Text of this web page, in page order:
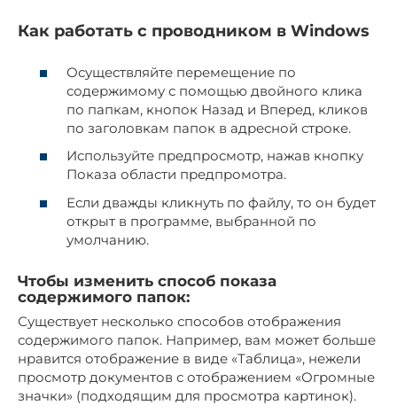
Как работать с проводником в Windows
Осуществляйте перемещение по
содержимому с помощью двойного клика
по папкам, кнопок Назад и Вперед, кликов
по заголовкам папок в адресной строке.
Используйте предпросмотр, нажав кнопку
Показа области предпромотра.
Если дважды кликнуть по файлу, то он будет
открыт в программе, выбранной по
умолчанию.
Чтобы изменить способ показа
содержимого папок:
Существует несколько способов отображения
содержимого папок. Например, вам может больше
нравится отображение в виде «Таблица», нежели
просмотр документов с отображением «Огромные
значки» (подходящим для просмотра картинок).